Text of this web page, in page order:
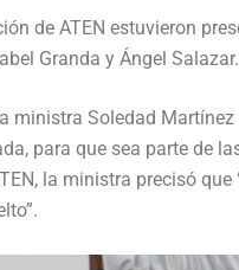
de ATEN estuvieron
Granda y Ángel Salazar.
ministra Soledad
para que sea parte de
la ministra precisó